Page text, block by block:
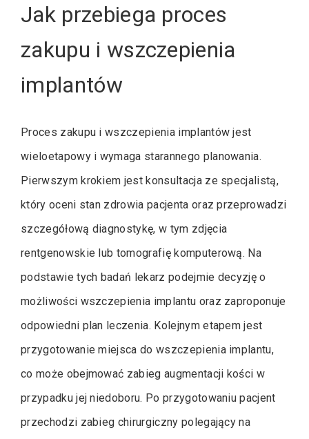
Jak przebiega proces
zakupu i wszczepienia
implantów
Proces zakupu i wszczepienia implantów jest
wieloetapowy i wymaga starannego planowania.
Pierwszym krokiem jest konsultacja ze specjalistą,
który oceni stan zdrowia pacjenta oraz przeprowadzi
szczegółową diagnostykę, w tym zdjęcia
rentgenowskie lub tomografię komputerową. Na
podstawie tych badań lekarz podejmie decyzję o
możliwości wszczepienia implantu oraz zaproponuje
odpowiedni plan leczenia. Kolejnym etapem jest
przygotowanie miejsca do wszczepienia implantu,
co może obejmować zabieg augmentacji kości w
przypadku jej niedoboru. Po przygotowaniu pacjent
przechodzi zabieg chirurgiczny polegający na